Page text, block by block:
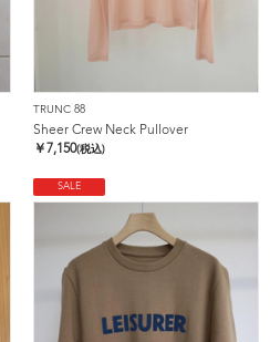
TRUNC 88
Sheer Crew Neck Pullover
￥ 7,150(税込)
SALE